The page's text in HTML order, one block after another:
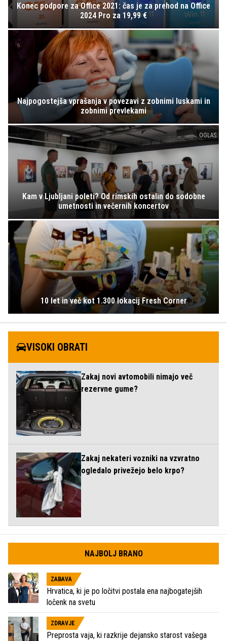
Konec podpore za Office 2021: čas je za prehod na Office
2024 Pro za 19,99 €
Najpogostejša vprašanja v povezavi z zobnimi luskami in
zobnimi prevlekami
OGLAS
Kam v Ljubljani poleti? Od rimskih ostalin do sodobne
umetnosti in večernih koncertov
10 let in več kot 1.300 lokacij Fresh Corner
VISOKI OBRATI
Zakaj novi avtomobili nimajo več
rezervne gume?
Zakaj nekateri vozniki na vzvratno
ogledalo privežejo belo krpo?
NAJBOLJ BRANO
ZABAVA
Hrvatica, ki je po ločitvi postala ena najbogatejših
ločenk na svetu
ZDRAVJE
Preprosta vaja, ki razkrije dejansko starost vašega